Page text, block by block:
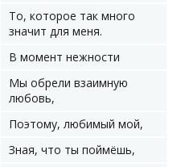
То, которое так много
значит для меня.
В момент нежности
Мы обрели взаимную
любовь,
Поэтому, любимый мой,
Зная, что ты поймёшь,